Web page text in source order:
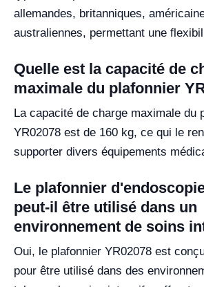
allemandes, britanniques,
australiennes, permettant une
Quelle est la capacité de
maximale du plafonnier
La capacité de charge maximale du
YR02078 est de 160 kg, ce qui le
supporter divers équipements
Le plafonnier
peut-il être utilisé dans un
environnement de soins
Oui, le plafonnier YR02078 est
pour être utilisé dans des